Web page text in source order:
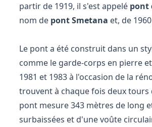
partir de 1919, il s'est appelé pont
nom de pont Smetana et, de
Le pont a été construit dans un
comme le garde-corps en pierre
1981 et 1983 à l'occasion de la
trouvent à chaque fois deux
pont mesure 343 mètres de long
surbaissées et d'une voûte